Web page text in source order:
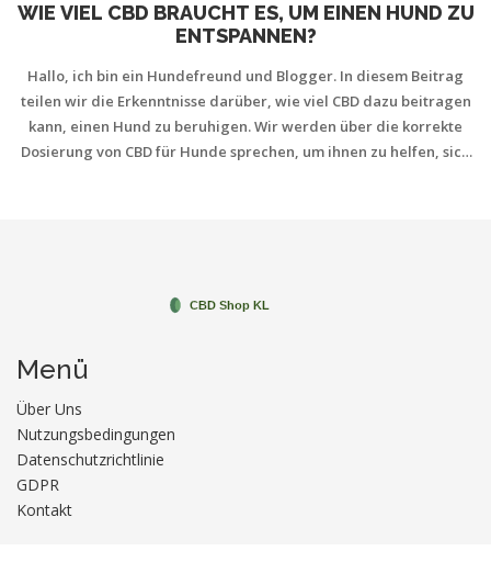
WIE VIEL CBD BRAUCHT ES, UM EINEN HUND ZU
ENTSPANNEN?
Hallo, ich bin ein Hundefreund und Blogger. In diesem Beitrag
teilen wir die Erkenntnisse darüber, wie viel CBD dazu beitragen
kann, einen Hund zu beruhigen. Wir werden über die korrekte
Dosierung von CBD für Hunde sprechen, um ihnen zu helfen, sich
Menü
Über Uns
Nutzungsbedingungen
Datenschutzrichtlinie
GDPR
Kontakt